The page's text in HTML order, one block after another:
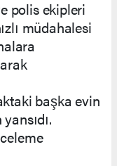
polis ekipleri
müdahalesi
başka evin